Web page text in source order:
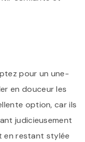
pour un une-
en douceur les
option, car ils
judicieusement
en restant stylée